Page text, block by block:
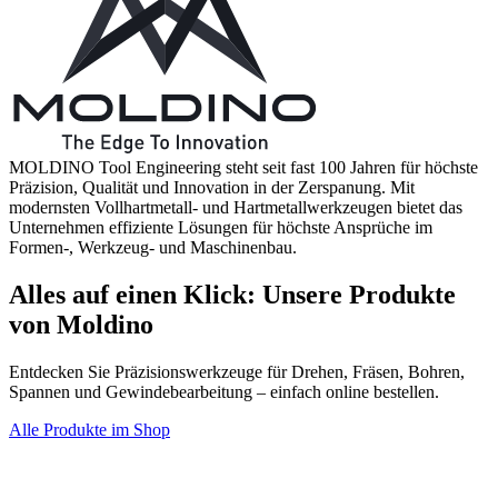
MOLDINO Tool Engineering steht seit fast 100 Jahren für höchste
Präzision, Qualität und Innovation in der Zerspanung. Mit
modernsten Vollhartmetall- und Hartmetallwerkzeugen bietet das
Unternehmen effiziente Lösungen für höchste Ansprüche im
Formen-, Werkzeug- und Maschinenbau.
Alles auf einen Klick: Unsere Produkte
von Moldino
Entdecken Sie Präzisionswerkzeuge für Drehen, Fräsen, Bohren,
Spannen und Gewindebearbeitung – einfach online bestellen.
Alle Produkte im Shop